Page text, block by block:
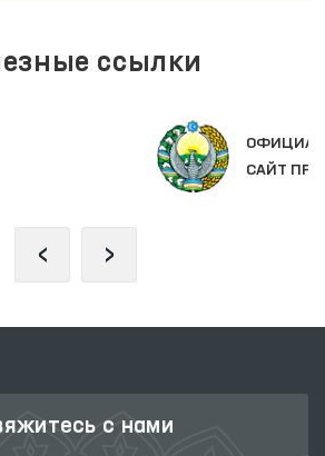
ссылки
ОФИЦИАЛЬНЫЙ ВЕБ
САЙТ ПРЕЗИДЕНТА
‹ ›
с нами